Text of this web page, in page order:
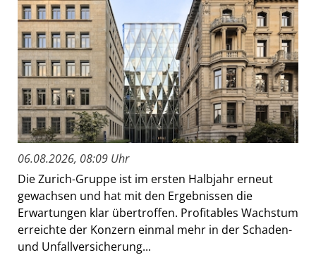
06.08.2026, 08:09 Uhr
Die Zurich-Gruppe ist im ersten Halbjahr erneut
gewachsen und hat mit den Ergebnissen die
Erwartungen klar übertroffen. Profitables Wachstum
erreichte der Konzern einmal mehr in der Schaden-
und Unfallversicherung...